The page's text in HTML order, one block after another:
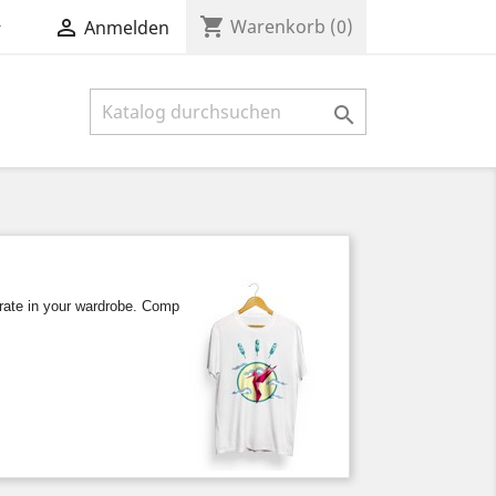
 Anmelden shopping_cart Warenkorb (0)

in your wardrobe. Compose a unique style with